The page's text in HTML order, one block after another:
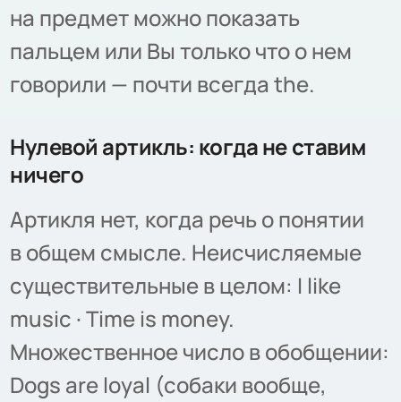
на предмет можно показать
пальцем или Вы только что о нем
говорили — почти всегда the.
Нулевой артикль: когда не ставим
ничего
Артикля нет, когда речь о понятии
в общем смысле. Неисчисляемые
существительные в целом: I like
music · Time is money.
Множественное число в обобщении:
Dogs are loyal (собаки вообще,